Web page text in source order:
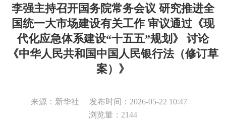
李强主持召开国务院常务会议 研究推进全
国统一大市场建设有关工作 审议通过《现
代化应急体系建设“十五五”规划》 讨论
《中华人民共和国中国人民银行法（修订草
案）》
来源：新华社
发布时间：2026-05-22 10:47
浏览量： 2144